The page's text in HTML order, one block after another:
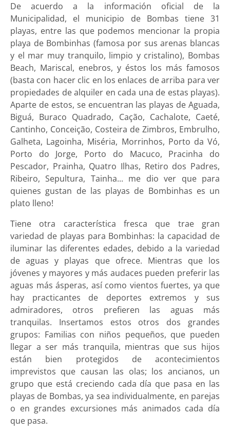
De acuerdo a la información oficial de la
Municipalidad, el municipio de Bombas tiene 31
playas, entre las que podemos mencionar la propia
playa de Bombinhas (famosa por sus arenas blancas
y el mar muy tranquilo, limpio y cristalino), Bombas
Beach, Mariscal, enebros, y éstos los más famosos
(basta con hacer clic en los enlaces de arriba para ver
propiedades de alquiler en cada una de estas playas).
Aparte de estos, se encuentran las playas de Aguada,
Biguá, Buraco Quadrado, Cação, Cachalote, Caeté,
Cantinho, Conceição, Costeira de Zimbros, Embrulho,
Galheta, Lagoinha, Miséria, Morrinhos, Porto da Vó,
Porto do Jorge, Porto do Macuco, Pracinha do
Pescador, Prainha, Quatro Ilhas, Retiro dos Padres,
Ribeiro, Sepultura, Tainha... me dio ver que para
quienes gustan de las playas de Bombinhas es un
plato lleno!
Tiene otra característica fresca que trae gran
variedad de playas para Bombinhas: la capacidad de
iluminar las diferentes edades, debido a la variedad
de aguas y playas que ofrece. Mientras que los
jóvenes y mayores y más audaces pueden preferir las
aguas más ásperas, así como vientos fuertes, ya que
hay practicantes de deportes extremos y sus
admiradores, otros prefieren las aguas más
tranquilas. Insertamos estos otros dos grandes
grupos: Familias con niños pequeños, que pueden
llegar a ser más tranquila, mientras que sus hijos
están bien protegidos de acontecimientos
imprevistos que causan las olas; los ancianos, un
grupo que está creciendo cada día que pasa en las
playas de Bombas, ya sea individualmente, en parejas
o en grandes excursiones más animados cada día
que pasa.